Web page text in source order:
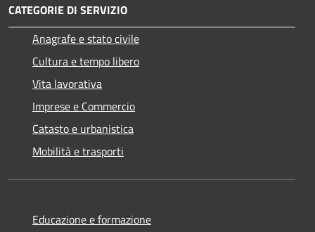
CATEGORIE DI SERVIZIO
Anagrafe e stato civile
Cultura e tempo libero
Vita lavorativa
Imprese e Commercio
Catasto e urbanistica
Mobilità e trasporti
Educazione e formazione